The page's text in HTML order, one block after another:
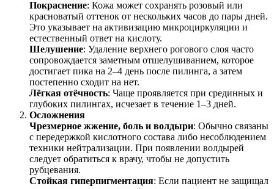
Покраснение: Кожа может сохранять розовый или
красноватый оттенок от нескольких часов до пары дней.
Это указывает на активизацию микроциркуляции и
естественный ответ на кислоту.
Шелушение: Удаление верхнего рогового слоя часто
сопровождается заметным отшелушиванием, которое
достигает пика на 2–4 день после пилинга, а затем
постепенно сходит на нет.
Лёгкая отёчность: Чаще проявляется при срединных и
глубоких пилингах, исчезает в течение 1–3 дней.
Осложнения
Чрезмерное жжение, боль и волдыри: Обычно связаны
с передержкой кислотного состава либо несоблюдением
техники нейтрализации. При появлении волдырей
следует обратиться к врачу, чтобы не допустить
рубцевания.
Стойкая гиперпигментация: Если пациент не защищал